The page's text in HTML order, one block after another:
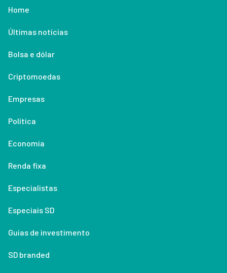
Home
Últimas notícias
Bolsa e dólar
Criptomoedas
Empresas
Política
Economia
Renda fixa
Especialistas
Especiais SD
Guias de investimento
SD branded